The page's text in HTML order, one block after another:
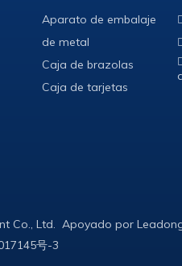
Aparato de embalaje
de metal
Caja de brazolas
Caja de tarjetas
Co., Ltd. Apoyado por
号-3